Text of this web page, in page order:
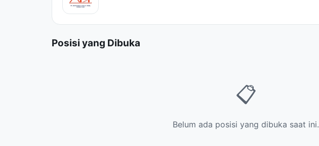
Posisi yang Dibuka
📋
Belum ada posisi yang dibuka saat ini.